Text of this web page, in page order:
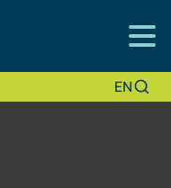
EN